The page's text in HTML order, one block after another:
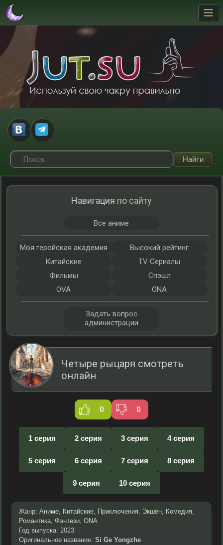
Четыре рыцаря смотреть
онлайн
0 0
1 серия 2 серия 3 серия 4 серия
5 серия 6 серия 7 серия 8 серия
9 серия 10 серия
Жанр: Аниме, Китайские, Приключения, Экшен, Комедия,
Романтика, Фэнтези, ONA
Год выпуска: 2023
Оригинальное название: Si Ge Yongzhe
Навигация по сайту
Все аниме
Моя геройская академия
Высокий рейтинг
Китайские
TV Сериалы
Фильмы
Спэшл
OVA
ONA
Задать вопрос
администрации